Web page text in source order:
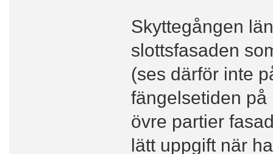
Skyttegången
slottsfasaden
(ses därför inte
fängelsetiden på
övre partier
lätt uppgift när